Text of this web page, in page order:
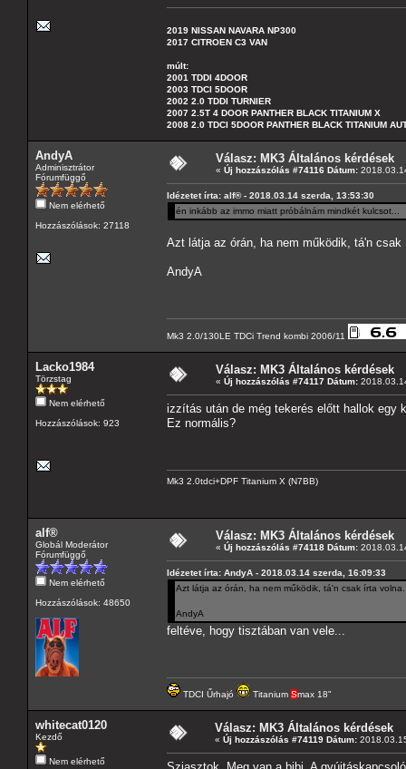
2019 NISSAN NAVARA NP300
2017 CITROEN C3 VAN
múlt:
2001 TDDI 4DOOR
2003 TDCI 5DOOR
2002 2.0 TDDI TURNIER
2007 2.5T 4 DOOR PANTHER BLACK TITANIUM X
2008 2.0 TDCI 5DOOR PANTHER BLACK TITANIUM
AndyA
Adminisztrátor
Fórumfüggő
Nem elérhető
Hozzászólások: 27118
Válasz: MK3 Általános kérdések
« Új hozzászólás #74116 Dátum:
Idézetet írta: alf® - 2018.03.14 szerda, 13:53:30
én inkább az immo miatt próbálnám mindkét kulcsot...
Azt látja az órán, ha nem működik, tá'n csak
AndyA
Mk3 2.0/130LE TDCi Trend kombi 2006/11
Lacko1984
Törzstag
Nem elérhető
Hozzászólások: 923
Válasz: MK3 Általános kérdések
« Új hozzászólás #74117 Dátum:
izzítás után de még tekerés előtt hallok egy
Ez normális?
Mk3 2.0tdci+DPF Titanium X (N7BB)
alf®
Globál Moderátor
Fórumfüggő
Nem elérhető
Hozzászólások: 48650
Válasz: MK3 Általános kérdések
« Új hozzászólás #74118 Dátum:
Idézetet írta: AndyA - 2018.03.14 szerda, 16:09:33
Azt látja az órán, ha nem működik, tá'n csak írta volna.
AndyA
feltéve, hogy tisztában van vele...
TDCI Űrhajó Titanium Smax 18"
whitecat0120
Kezdő
Nem elérhető
Válasz: MK3 Általános kérdések
« Új hozzászólás #74119 Dátum: